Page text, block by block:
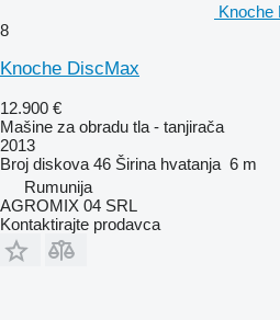
Knoche
8
Knoche DiscMax
12.900 €
Mašine za obradu tla - tanjirača
2013
Broj diskova 46 Širina hvatanja 6 m
Rumunija
AGROMIX 04 SRL
Kontaktirajte prodavca